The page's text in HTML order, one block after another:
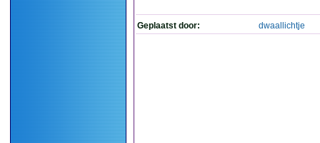
Geplaatst door: dwaallichtje